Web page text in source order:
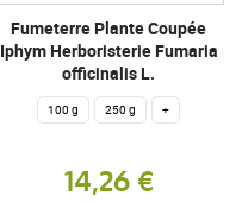
Fumeterre Plante Coupée
Iphym Herboristerie Fumaria
officinalis L.
100 g 250 g +
14,26 €